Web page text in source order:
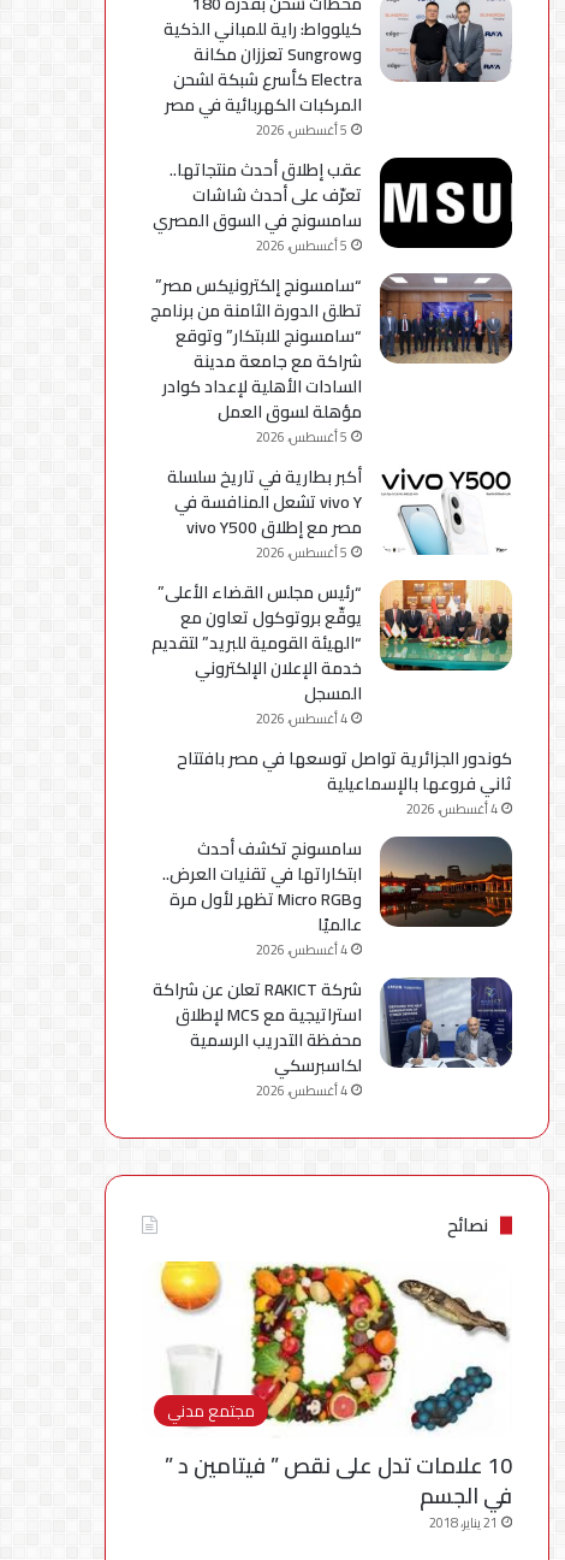
كيلوواط: راية للمباني الذكية
وSungrow تعززان مكانة
Electra كأسرع شبكة لشحن
المركبات الكهربائية في مصر
5 أغسطس، 2026
عقب إطلاق أحدث منتجاتها..
تعرّف على أحدث شاشات
سامسونج في السوق المصري
5 أغسطس، 2026
“سامسونج إلكترونيكس مصر”
تطلق الدورة الثامنة من برنامج
“سامسونج للابتكار” وتوقع
شراكة مع جامعة مدينة
السادات الأهلية لإعداد كوادر
مؤهلة لسوق العمل
5 أغسطس، 2026
أكبر بطارية في تاريخ سلسلة
vivo Y تشعل المنافسة في
مصر مع إطلاق vivo Y500
5 أغسطس، 2026
“رئيس مجلس القضاء الأعلى”
يوقّع بروتوكول تعاون مع
“الهيئة القومية للبريد” لتقديم
خدمة الإعلان الإلكتروني
المسجل
4 أغسطس، 2026
كوندور الجزائرية تواصل توسعها في مصر بافتتاح
ثاني فروعها بالإسماعيلية
4 أغسطس، 2026
سامسونج تكشف أحدث
ابتكاراتها في تقنيات العرض..
وMicro RGB تظهر لأول مرة
عالميًا
4 أغسطس، 2026
شركة RAKICT تعلن عن شراكة
استراتيجية مع MCS لإطلاق
محفظة التدريب الرسمية
لكاسبرسكي
4 أغسطس، 2026
نصائح
مجتمع مدني
10 علامات تدل على نقص ” فيتامين د ”
في الجسم
21 يناير، 2018